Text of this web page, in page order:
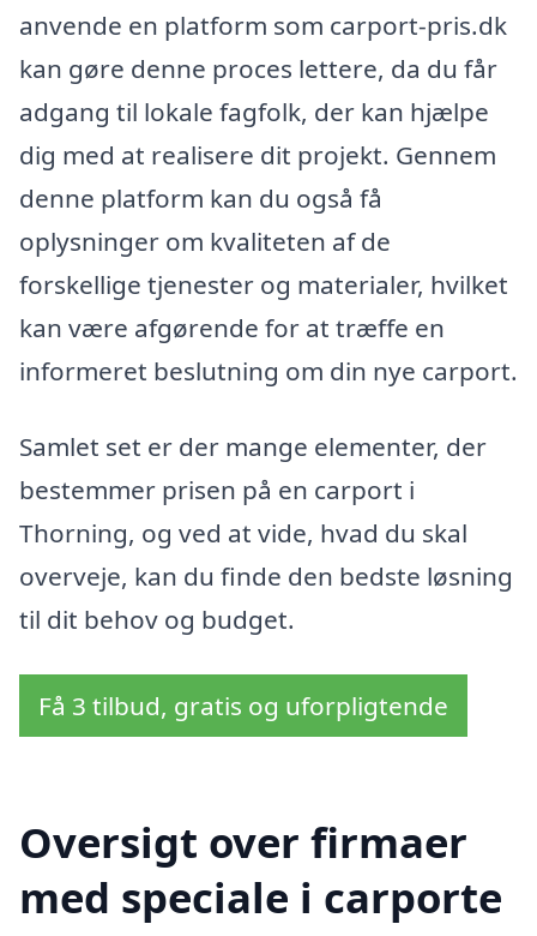
anvende en platform som carport-pris.dk
kan gøre denne proces lettere, da du får
adgang til lokale fagfolk, der kan hjælpe
dig med at realisere dit projekt. Gennem
denne platform kan du også få
oplysninger om kvaliteten af de
forskellige tjenester og materialer, hvilket
kan være afgørende for at træffe en
informeret beslutning om din nye carport.
Samlet set er der mange elementer, der
bestemmer prisen på en carport i
Thorning, og ved at vide, hvad du skal
overveje, kan du finde den bedste løsning
til dit behov og budget.
Få 3 tilbud, gratis og uforpligtende
Oversigt over firmaer
med speciale i carporte